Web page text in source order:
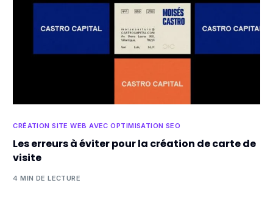
CRÉATION SITE WEB AVEC OPTIMISATION SEO
Les erreurs à éviter pour la création de carte de
visite
4 MIN DE LECTURE